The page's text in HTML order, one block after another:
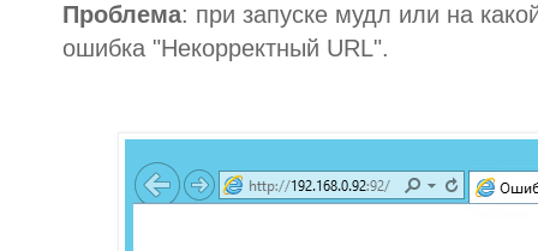
Проблема: при запуске мудл или на
ошибка "Некорректный URL".